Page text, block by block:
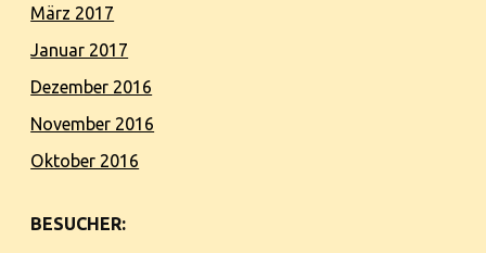
März 2017
Januar 2017
Dezember 2016
November 2016
Oktober 2016
BESUCHER: